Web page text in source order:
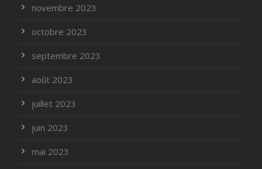
novembre 2023
octobre 2023
septembre 2023
août 2023
juillet 2023
juin 2023
mai 2023